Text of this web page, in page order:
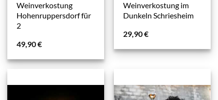
Weinverkostung
Hohenruppersdorf für
2
49,90€
Weinverkostung im
Dunkeln Schriesheim
29,90€